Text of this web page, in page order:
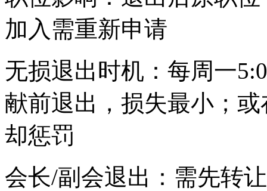
加入需重新申请
无损退出时机：每周一
献前退出，损失最小；
却惩罚
会长/副会退出：需先转